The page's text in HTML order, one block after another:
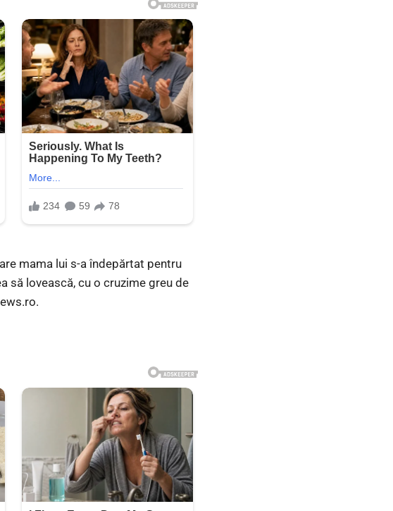
mama lui s-a îndepărtat pentru
să lovească, cu o cruzime greu de